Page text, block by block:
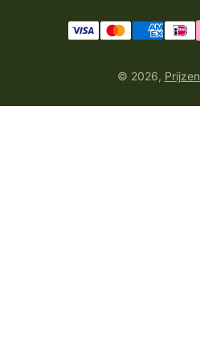
We hopen dat je met deze
handcrème of lotion kunt
Prijzenstorm.nl | De online
Bespaar tot 25% op
© 2026,